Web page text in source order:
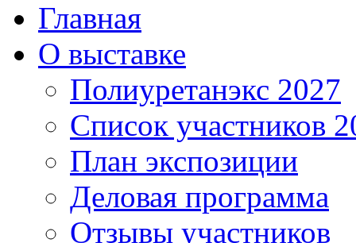
Главная
О выставке
Полиуретанэкс 2027
Список участников
План экспозиции
Деловая программа
Отзывы участников